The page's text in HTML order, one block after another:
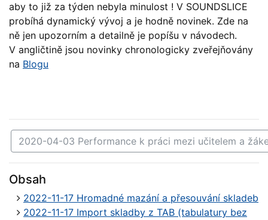
aby to již za týden nebyla minulost ! V SOUNDSLICE
probíhá dynamický vývoj a je hodně novinek. Zde na
ně jen upozorním a detailně je popíšu v návodech.
V angličtině jsou novinky chronologicky zveřejňovány
na Blogu
2020-04-03 Performance k práci mezi učitelem a
Obsah
2022-11-17 Hromadné mazání a přesouvání skladeb
2022-11-17 Import skladby z TAB (tabulatury bez